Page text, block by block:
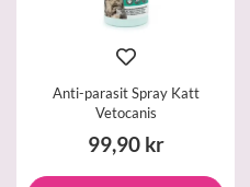
Anti-parasit Spray Katt
Vetocanis
99,90 kr